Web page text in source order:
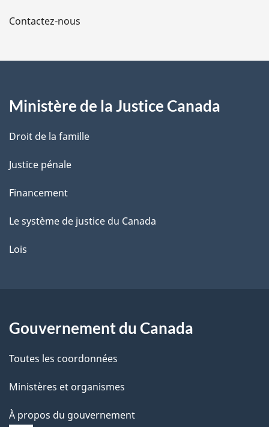
a
e
Contactez-nous
Ministère de la Justice Canada
Droit de la famille
Justice pénale
Financement
Le système de justice du Canada
Lois
Gouvernement du Canada
Toutes les coordonnées
Ministères et organismes
À propos du gouvernement